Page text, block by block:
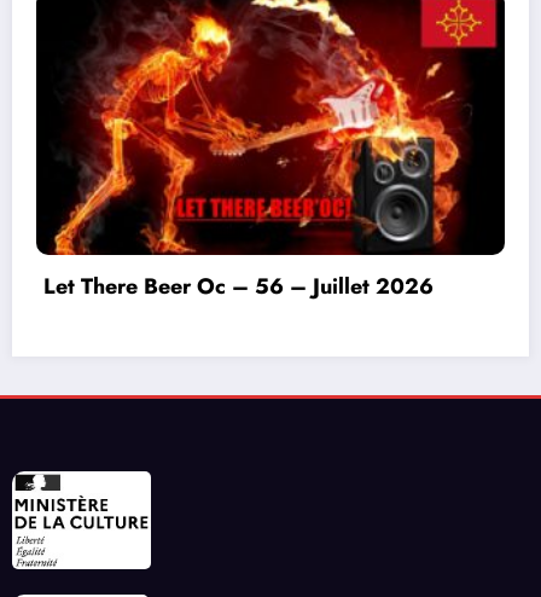
Invitation à déconnecter et au lâcher prise en
ce début d’été